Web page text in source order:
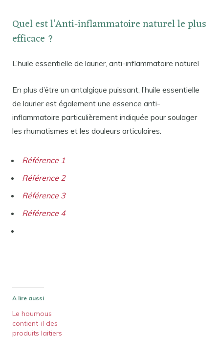
Quel est l’Anti-inflammatoire naturel le plus
efficace ?
L’huile essentielle de laurier, anti-inflammatoire naturel
En plus d’être un antalgique puissant, l’huile essentielle
de laurier est également une essence anti-
inflammatoire particulièrement indiquée pour soulager
les rhumatismes et les douleurs articulaires.
Référence 1
Référence 2
Référence 3
Référence 4
A lire aussi
Le houmous
contient-il des
produits laitiers